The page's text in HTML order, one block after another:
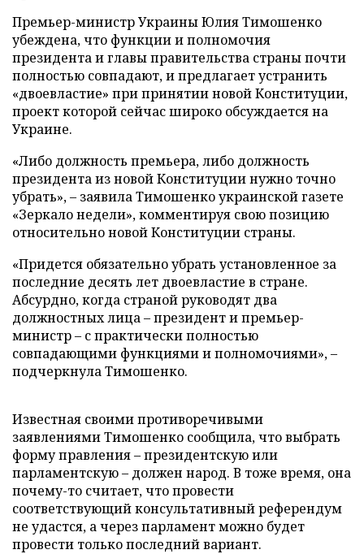
Премьер-министр Украины Юлия Тимошенко
убеждена, что функции и полномочия
президента и главы правительства страны почти
полностью совпадают, и предлагает устранить
«двоевластие» при принятии новой Конституции,
проект которой сейчас широко обсуждается на
Украине.
«Либо должность премьера, либо должность
президента из новой Конституции нужно точно
убрать», – заявила Тимошенко украинской газете
«Зеркало недели», комментируя свою позицию
относительно новой Конституции страны.
«Придется обязательно убрать установленное за
последние десять лет двоевластие в стране.
Абсурдно, когда страной руководят два
должностных лица – президент и премьер-
министр – с практически полностью
совпадающими функциями и полномочиями», –
подчеркнула Тимошенко.
Известная своими противоречивыми
заявлениями Тимошенко сообщила, что выбрать
форму правления – президентскую или
парламентскую – должен народ. В тоже время, она
почему-то считает, что провести
соответствующий консультативный референдум
не удастся, а через парламент можно будет
провести только последний вариант.